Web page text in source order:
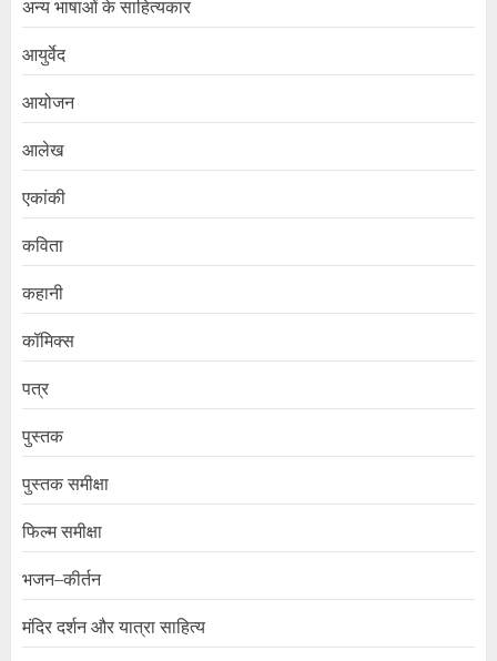
अन्य भाषाओं के साहित्यकार
आयुर्वेद
आयोजन
आलेख
एकांकी
कविता
कहानी
कॉमिक्स
पत्र
पुस्तक
पुस्तक समीक्षा
फिल्म समीक्षा
भजन–कीर्तन
मंदिर दर्शन और यात्रा साहित्य